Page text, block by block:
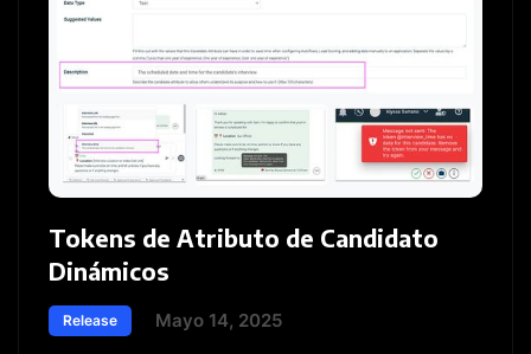
Tokens de Atributo de Candidato
Dinámicos
Release Mayo 14, 2025